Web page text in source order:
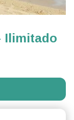
Ilimitado